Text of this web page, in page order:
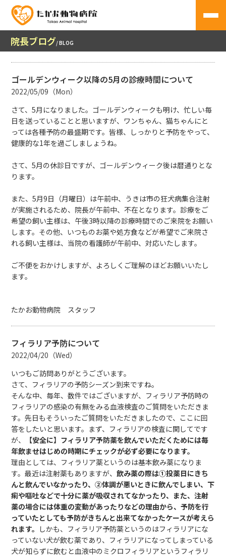
院長ブログ/ BLOG
ゴールデンウィーク以降の5月の診療時間について
2022/05/09（Mon）
さて、5月になりました。ゴールデンウィークも明け、忙しい毎
日を送っていることと思いますが、ワンちゃん、猫ちゃんにと
っては各種予防の最盛期です。皆様、しっかりと予防をやって、
健康的な1年を過ごしましょうね。
さて、5月の休診日ですが、ゴールデンウィーク後は暦通りとな
ります。
また、5月9日（月曜日）は午前中、うきは市の狂犬病集合注射
が実施されるため、院長が午前中、不在となります。診療をご
希望の飼い主様は、午後3時以降の診療時間でのご来院をお願い
します。その他、いつものお薬や処方食などが希望でご来院さ
れる飼い主様は、当院の看護師が午前中、対応いたします。
ご不便をおかけしますが、よろしくご理解のほどお願いいたし
ます。
たかお動物病院 スタッフ
フィラリア予防について
2022/04/20（Wed）
いつもご訪問ありがとうございます。
さて、フィラリアの予防シーズン到来ですね。
そんな中、毎年、数件ではございますが、フィラリア予防時の
フィラリアの感染の有無をみる血液検査のご質問をいただきま
す。先日もそういったご質問をいただきましたので、ここに回
答をしたいと思います。まず、フィラリアの検査に関してです
が、
【安全に】フィラリア予防薬を飲んでいただくためには毎
年飲ませはじめの時期にチェックが必ず必要になります。
理由としては、フィラリア薬というのは基本飲み薬になりま
す。最近は注射薬もありますが、飲み薬の際は①投薬日にきち
んと飲んでいなかったり、②体調が悪いときに飲んでしまい、下
痢や嘔吐などで十分に薬が吸収されてなかったり、また、注射
薬の場合には体重の変動があったりなどの理由から、予防を行
っていたとしても予防がきちんと出来てなかったケースが考えら
れます。 しかも、フィラリア予防薬というのはフィラリアにな
っていない犬が飲む薬であり、フィラリアになってしまっている
犬が知らずに飲むと血液中のミクロフィラリアというフィラリ